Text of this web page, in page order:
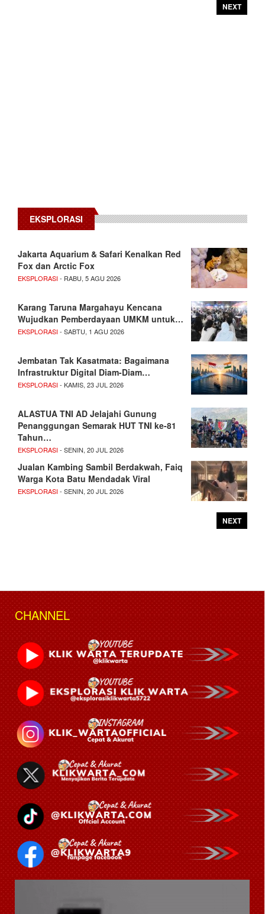
NEXT
EKSPLORASI
Jakarta Aquarium & Safari Kenalkan Red
Fox dan Arctic Fox
EKSPLORASI- RABU, 5 AGU 2026
Karang Taruna Margahayu Kencana
Wujudkan Pemberdayaan UMKM untuk…
EKSPLORASI- SABTU, 1 AGU 2026
Jembatan Tak Kasatmata: Bagaimana
Infrastruktur Digital Diam-Diam…
EKSPLORASI- KAMIS, 23 JUL 2026
ALASTUA TNI AD Jelajahi Gunung
Penanggungan Semarak HUT TNI ke-81
Tahun…
EKSPLORASI- SENIN, 20 JUL 2026
Jualan Kambing Sambil Berdakwah, Faiq
Warga Kota Batu Mendadak Viral
EKSPLORASI- SENIN, 20 JUL 2026
NEXT
CHANNEL